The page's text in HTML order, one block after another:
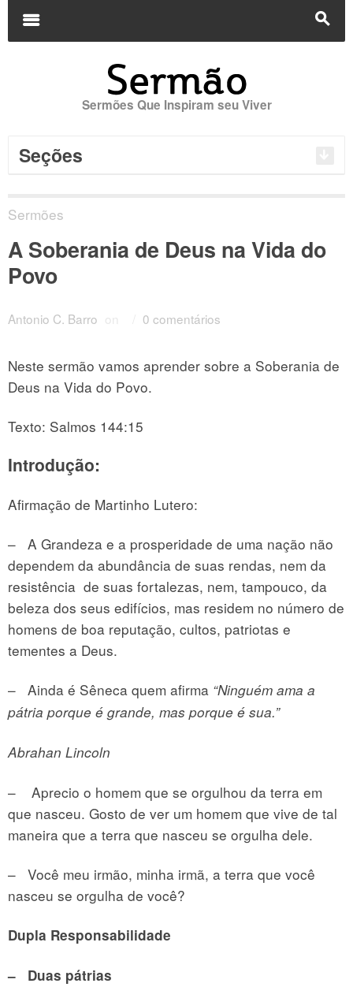
s
m
Sermões Que Inspiram seu Viver
Seções
Sermões
A Soberania de Deus na Vida do
Povo
Antonio C. Barro on 0 comentários
Neste sermão vamos aprender sobre a Soberania de
Deus na Vida do Povo.
Texto: Salmos 144:15
Introdução:
Afirmação de Martinho Lutero:
– A Grandeza e a prosperidade de uma nação não
dependem da abundância de suas rendas, nem da
resistência de suas fortalezas, nem, tampouco, da
beleza dos seus edifícios, mas residem no número de
homens de boa reputação, cultos, patriotas e
tementes a Deus.
– Ainda é Sêneca quem afirma “Ninguém ama a
pátria porque é grande, mas porque é sua.”
Abrahan Lincoln
– Aprecio o homem que se orgulhou da terra em
que nasceu. Gosto de ver um homem que vive de tal
maneira que a terra que nasceu se orgulha dele.
– Você meu irmão, minha irmã, a terra que você
nasceu se orgulha de você?
Dupla Responsabilidade
– Duas pátrias